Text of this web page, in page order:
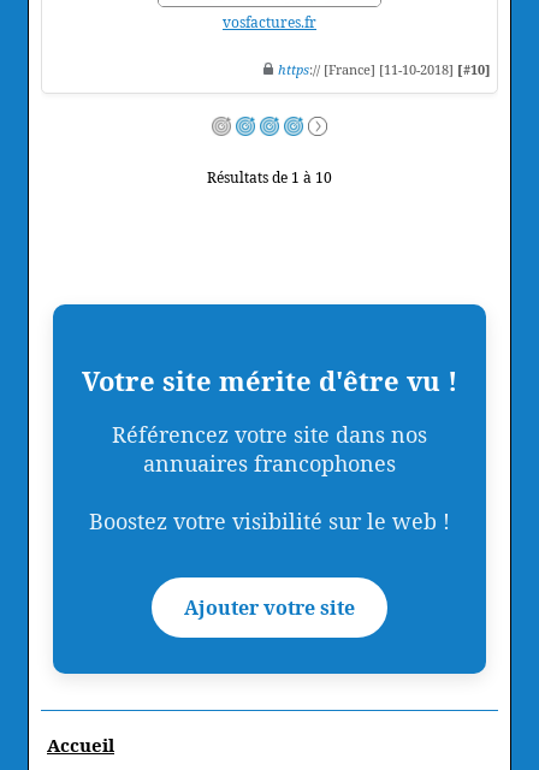
vosfactures.fr
https:// [France] [11-10-2018] [#10]
Résultats de 1 à 10
Votre site mérite d'être vu !
Référencez votre site dans nos
annuaires francophones
Boostez votre visibilité sur le web !
Ajouter votre site
Accueil